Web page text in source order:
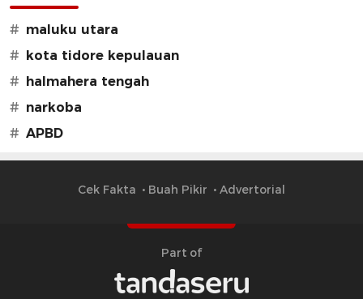
# maluku utara
# kota tidore kepulauan
# halmahera tengah
# narkoba
# APBD
Cek Fakta Buah Pikir Advertorial
Part of